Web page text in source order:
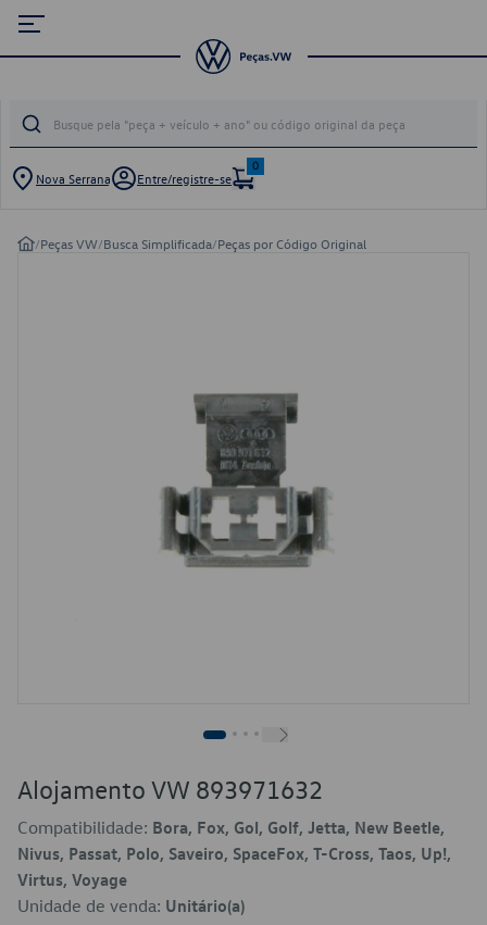
Nova Serrana Entre/registre-se
0
/Peças VW/Busca Simplificada/Peças por Código Original
Alojamento VW 893971632
Compatibilidade: Bora, Fox, Gol, Golf, Jetta, New Beetle,
Nivus, Passat, Polo, Saveiro, SpaceFox, T-Cross, Taos, Up!,
Virtus, Voyage
Unidade de venda: Unitário(a)